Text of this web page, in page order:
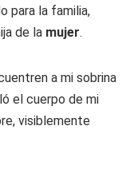
para la familia,
de la mujer.
a mi sobrina
el cuerpo de mi
visiblemente